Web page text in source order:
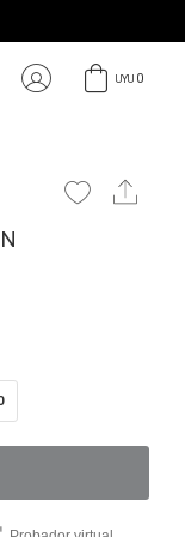
UYU 0